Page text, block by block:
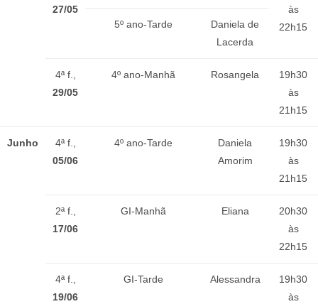
27/05
às
22h15
5º ano-Tarde
Daniela de
Lacerda
4ª f.,
29/05
4º ano-Manhã Rosangela
19h30
às
21h15
Junho
4ª f.,
05/06
4º ano-Tarde
Daniela
Amorim
19h30
às
21h15
2ª f.,
17/06
GI-Manhã Eliana
20h30
às
22h15
4ª f.,
19/06
GI-Tarde Alessandra
19h30
às